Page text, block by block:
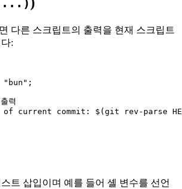
다른 스크립트의 출력을 현재 스크립트
:
"bun" ;
력
of current commit: $(git rev-parse
트 삽입이며 예를 들어 셸 변수를 선언